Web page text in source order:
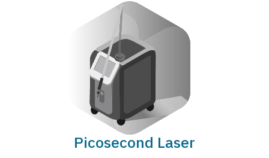
Picosecond Laser